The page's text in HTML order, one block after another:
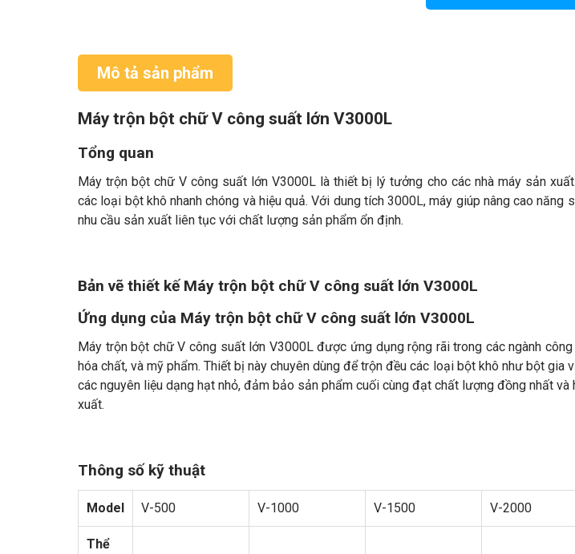
Mô tả sản phẩm
Máy trộn bột chữ V công suất lớn V3000L
Tổng quan
Máy trộn bột chữ V công suất lớn V3000L là thiết bị lý tưởng cho các nhà máy sản
các loại bột khô nhanh chóng và hiệu quả. Với dung tích 3000L, máy giúp nâng cao năng
nhu cầu sản xuất liên tục với chất lượng sản phẩm ổn định.
Bản vẽ thiết kế Máy trộn bột chữ V công suất lớn V3000L
Ứng dụng của Máy trộn bột chữ V công suất lớn V3000L
Máy trộn bột chữ V công suất lớn V3000L được ứng dụng rộng rãi trong các ngành
hóa chất, và mỹ phẩm. Thiết bị này chuyên dùng để trộn đều các loại bột khô như bột gia
các nguyên liệu dạng hạt nhỏ, đảm bảo sản phẩm cuối cùng đạt chất lượng đồng nhất và
xuất.
Thông số kỹ thuật
Model V-500 V-1000 V-1500 V-2000
Thể